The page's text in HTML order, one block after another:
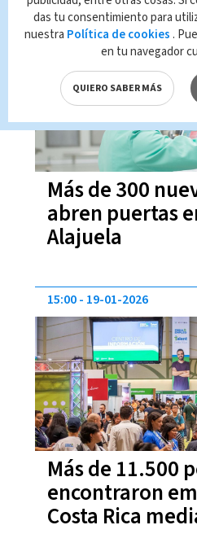
Más de 300
abren puertas
Alajuela
15:19 20-01-2026
Más de 11.500
encontraron
Costa Rica
15:00 19-01-2026
das tu consentimiento para
nuestra Política de cookies .
en tu navegador
QUIERO SABER MÁS